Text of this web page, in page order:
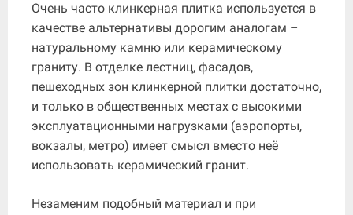
Очень часто клинкерная плитка используется в
качестве альтернативы дорогим аналогам –
натуральному камню или керамическому
граниту. В отделке лестниц, фасадов,
пешеходных зон клинкерной плитки достаточно,
и только в общественных местах с высокими
эксплуатационными нагрузками (аэропорты,
вокзалы, метро) имеет смысл вместо неё
использовать керамический гранит.
Незаменим подобный материал и при